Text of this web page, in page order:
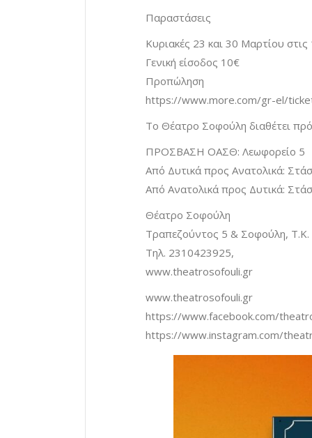
Παραστάσεις
Κυριακές 23 και 30 Μαρτίου στις
Γενική είσοδος 10€
Προπώληση
https://www.more.com/gr-el/
Το Θέατρο Σοφούλη διαθέτει
ΠΡΟΣΒΑΣΗ ΟΑΣΘ: Λεωφορείο 5
Από Δυτικά προς Ανατολικά:
Από Ανατολικά προς Δυτικά:
Θέατρο Σοφούλη
Τραπεζούντος 5 & Σοφούλη,
Τηλ. 2310423925,
www.theatrosofouli.gr
www.theatrosofouli.gr
https://www.facebook.com/
https://www.instagram.com/